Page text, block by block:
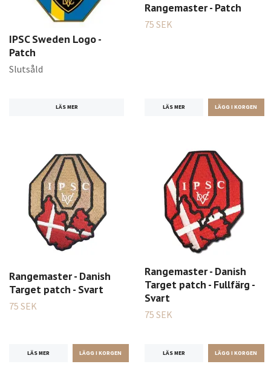
IPSC Sweden Logo -
Patch
Slutsåld
LÄS MER
Rangemaster - Patch
75 SEK
LÄS MER
Rangemaster - Danish
Target patch - Svart
75 SEK
LÄS MER
Rangemaster - Danish
Target patch - Fullfärg -
Svart
75 SEK
LÄS MER